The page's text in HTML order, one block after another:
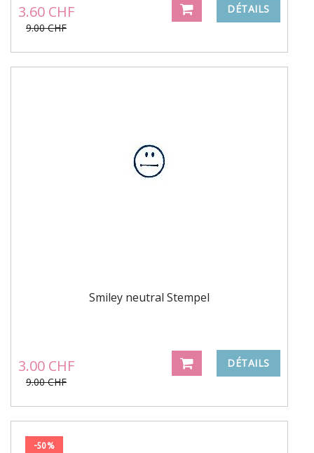
3.60 CHF
9.00 CHF
DÉTAILS
Smiley neutral Stempel
3.00 CHF
9.00 CHF
DÉTAILS
-50%